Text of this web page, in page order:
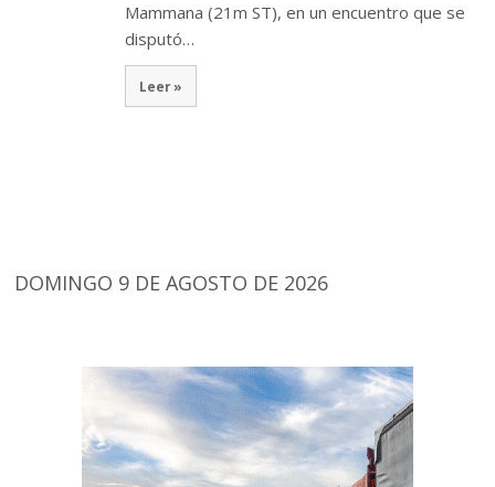
Mammana (21m ST), en un encuentro que se
disputó…
Leer »
DOMINGO 9 DE AGOSTO DE 2026